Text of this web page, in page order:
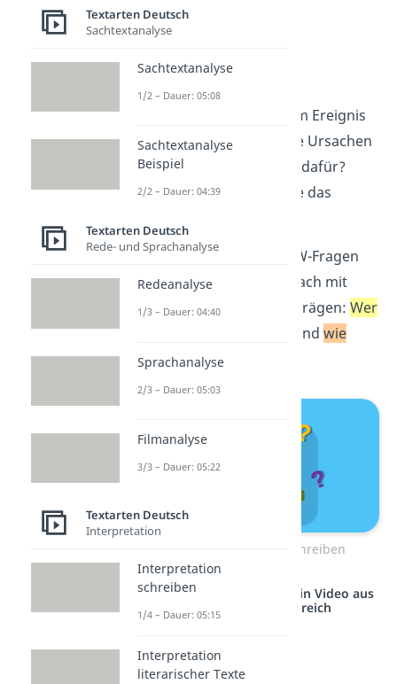
um welche Uhrzeit?
W
Wieist das Ereignis
abgelaufen?
ist es zu dem Ereignis
gekommen? Welche Ursachen
und Gründe gibt es dafür?
WelcheFolgen hatte das
Tipp:Die ersten sechs W-Fragen
kannst du dir ganz einfach mit
unserem Merksatz einprägen: Wer
und wie
warumgetan?
W-Fragen: Bericht schreiben
Studyflix vernetzt: Hier ein Video aus
einem anderen Bereich
Textarten Deutsch
Sachtextanalyse
Sachtextanalyse
1/2 – Dauer: 05:08
Sachtextanalyse
Beispiel
2/2 – Dauer: 04:39
Textarten Deutsch
Rede- und Sprachanalyse
Redeanalyse
1/3 – Dauer: 04:40
Sprachanalyse
2/3 – Dauer: 05:03
Filmanalyse
3/3 – Dauer: 05:22
Textarten Deutsch
Interpretation
Interpretation
schreiben
1/4 – Dauer: 05:15
Interpretation
literarischer Texte